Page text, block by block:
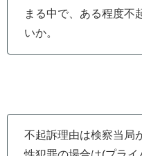
まる中で、ある程度不
いか。
不起訴理由は検察当局